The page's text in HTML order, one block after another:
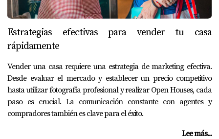
Estrategias efectivas para vender tu casa
rápidamente
Vender una casa requiere una estrategia de marketing efectiva.
Desde evaluar el mercado y establecer un precio competitivo
hasta utilizar fotografía profesional y realizar Open Houses, cada
paso es crucial. La comunicación constante con agentes y
compradores también es clave para el éxito.
Lee más...